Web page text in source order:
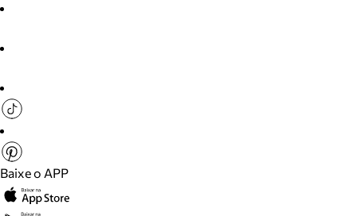
Baixe o APP